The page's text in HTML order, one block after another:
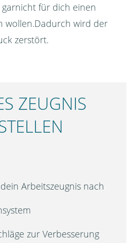
für dich einen
wollen.Dadurch wird der
zerstört.
ZEUGNIS
Arbeitszeugnis nach
zur Verbesserung